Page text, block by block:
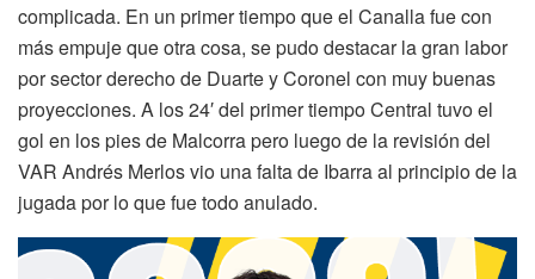
complicada. En un primer tiempo que el Canalla fue con
más empuje que otra cosa, se pudo destacar la gran labor
por sector derecho de Duarte y Coronel con muy buenas
proyecciones. A los 24′ del primer tiempo Central tuvo el
gol en los pies de Malcorra pero luego de la revisión del
VAR Andrés Merlos vio una falta de Ibarra al principio de la
jugada por lo que fue todo anulado.